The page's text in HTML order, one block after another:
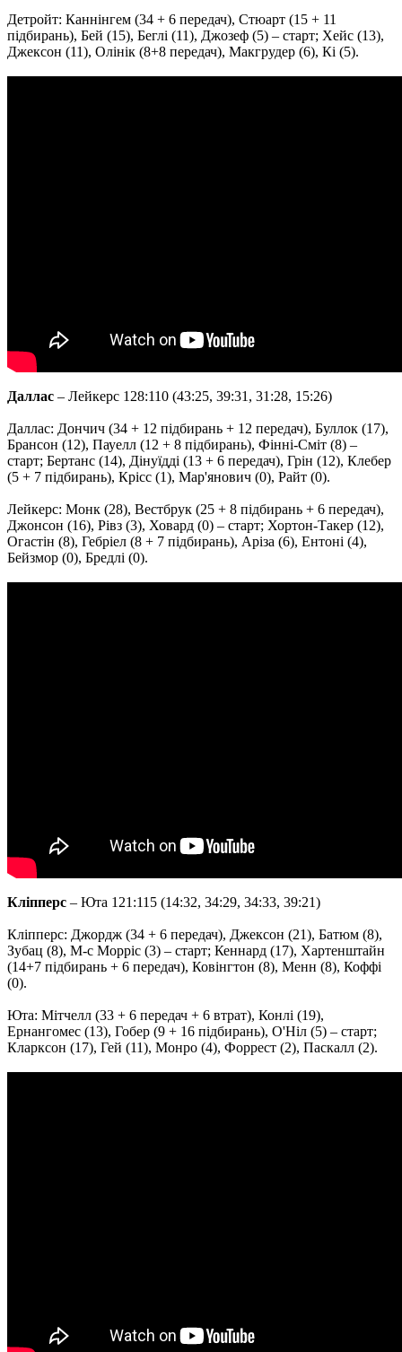
Детройт: Каннінгем (34 + 6 передач), Стюарт (15 + 11
підбирань), Бей (15), Беглі (11), Джозеф (5) – старт; Хейс (13),
Джексон (11), Олінік (8+8 передач), Макгрудер (6), Кі (5).
Даллас – Лейкерс 128:110 (43:25, 39:31, 31:28, 15:26)
Даллас: Дончич (34 + 12 підбирань + 12 передач), Буллок (17),
Брансон (12), Пауелл (12 + 8 підбирань), Фінні-Сміт (8) –
старт; Бертанс (14), Дінуїдді (13 + 6 передач), Грін (12), Клебер
(5 + 7 підбирань), Крісс (1), Мар'янович (0), Райт (0).
Лейкерс: Монк (28), Вестбрук (25 + 8 підбирань + 6 передач),
Джонсон (16), Рівз (3), Ховард (0) – старт; Хортон-Такер (12),
Огастін (8), Гебріел (8 + 7 підбирань), Аріза (6), Ентоні (4),
Бейзмор (0), Бредлі (0).
Кліпперс – Юта 121:115 (14:32, 34:29, 34:33, 39:21)
Кліпперс: Джордж (34 + 6 передач), Джексон (21), Батюм (8),
Зубац (8), М-с Морріс (3) – старт; Кеннард (17), Хартенштайн
(14+7 підбирань + 6 передач), Ковінгтон (8), Менн (8), Коффі
(0).
Юта: Мітчелл (33 + 6 передач + 6 втрат), Конлі (19),
Ернангомес (13), Гобер (9 + 16 підбирань), О'Ніл (5) – старт;
Кларксон (17), Гей (11), Монро (4), Форрест (2), Паскалл (2).